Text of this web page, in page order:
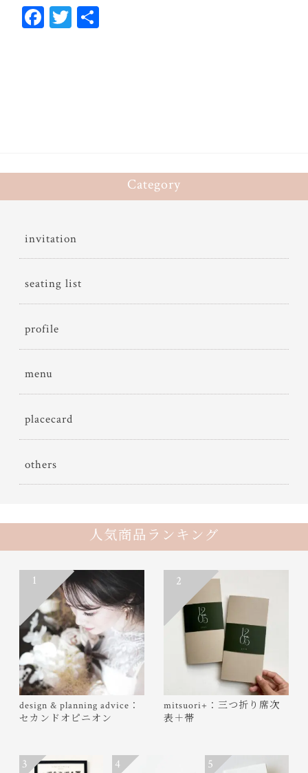
Fa T
Category
invitation
seating list
profile
menu
placecard
others
人気商品ランキング
design & planning advice：
セカンドオピニオン
1
mitsuori+：三つ折り席次
表＋帯
2
3 4 5